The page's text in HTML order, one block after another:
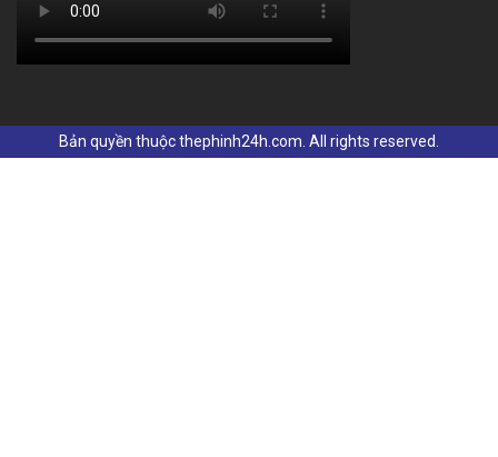
Bản quyền thuộc thephinh24h.com. All rights reserved.